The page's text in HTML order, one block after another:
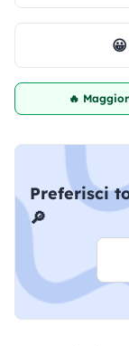
🔥
Preferisci
🔎